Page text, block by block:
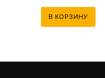
В КОРЗИНУ